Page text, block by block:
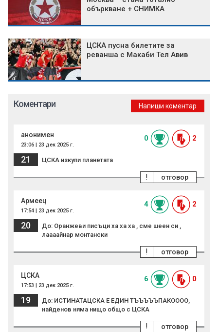
объркване + СНИМКА
ЦСКА пусна билетите за
реванша с Макаби Тел Авив
Коментари Напиши коментар
анонимен
23:06 | 23 дек 2025 г.
0 2
21 ЦСКА изкупи планетата
отговор
!
Армеец
17:54 | 23 дек 2025 г.
4 2
20
До: Оранжеви писъци ха ха ха , сме шеен си ,
лаааайнар монтански
отговор
!
ЦСКА
17:53 | 23 дек 2025 г.
6 0
19
До: ИСТИНАТАЦСКА Е ЕДИН ТЪЪЪЪЪПАКОООО,
найденов няма нищо общо с ЦСКА
отговор
!